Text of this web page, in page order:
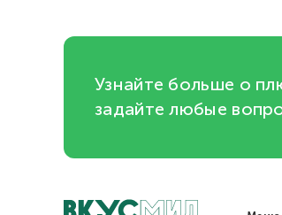
Узнайте больше о
задайте любые